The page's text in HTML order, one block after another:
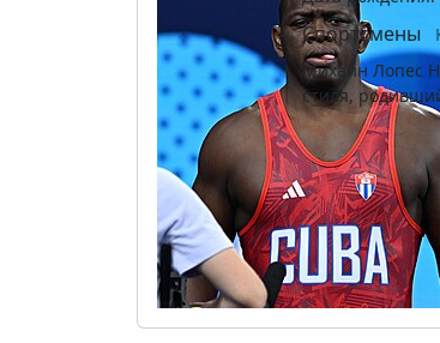
Спортсмены
Михаин Лопес
стиля,